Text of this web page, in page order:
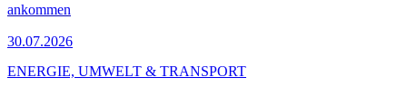
ankommen
30.07.2026
ENERGIE, UMWELT & TRANSPORT